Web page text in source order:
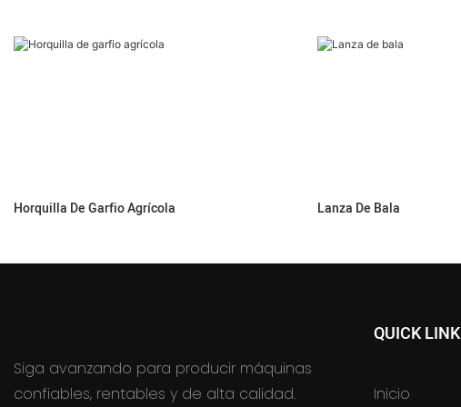
Horquilla De Garfio Agrícola Lanza De Bala
Siga avanzando para producir máquinas
confiables, rentables y de alta calidad.
QUICK LINK
Inicio